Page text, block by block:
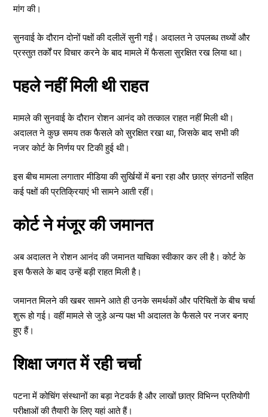
मांग की।
सुनवाई के दौरान दोनों पक्षों की दलीलें सुनी गईं। अदालत ने उपलब्ध तथ्यों और
प्रस्तुत तर्कों पर विचार करने के बाद मामले में फैसला सुरक्षित रख लिया था।
पहले नहीं मिली थी राहत
मामले की सुनवाई के दौरान रोशन आनंद को तत्काल राहत नहीं मिली थी।
अदालत ने कुछ समय तक फैसले को सुरक्षित रखा था, जिसके बाद सभी की
नजर कोर्ट के निर्णय पर टिकी हुई थी।
इस बीच मामला लगातार मीडिया की सुर्खियों में बना रहा और छात्र संगठनों सहित
कई पक्षों की प्रतिक्रियाएं भी सामने आती रहीं।
कोर्ट ने मंजूर की जमानत
अब अदालत ने रोशन आनंद की जमानत याचिका स्वीकार कर ली है। कोर्ट के
इस फैसले के बाद उन्हें बड़ी राहत मिली है।
जमानत मिलने की खबर सामने आते ही उनके समर्थकों और परिचितों के बीच चर्चा
शुरू हो गई। वहीं मामले से जुड़े अन्य पक्ष भी अदालत के फैसले पर नजर बनाए
हुए हैं।
शिक्षा जगत में रही चर्चा
पटना में कोचिंग संस्थानों का बड़ा नेटवर्क है और लाखों छात्र विभिन्न प्रतियोगी
परीक्षाओं की तैयारी के लिए यहां आते हैं।